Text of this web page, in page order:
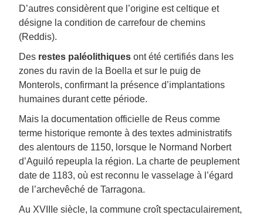
D’autres considèrent que l’origine est celtique et
désigne la condition de carrefour de chemins
(Reddis).
Des restes paléolithiques ont été certifiés dans les
zones du ravin de la Boella et sur le puig de
Monterols, confirmant la présence d’implantations
humaines durant cette période.
Mais la documentation officielle de Reus comme
terme historique remonte à des textes administratifs
des alentours de 1150, lorsque le Normand Norbert
d’Aguiló repeupla la région. La charte de peuplement
date de 1183, où est reconnu le vasselage à l’égard
de l’archevêché de Tarragona.
Au XVIIIe siècle, la commune croît spectaculairement,